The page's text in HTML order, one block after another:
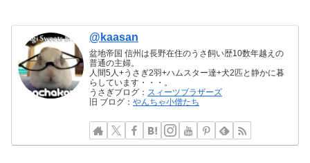
@kaasan
盆地帝国 信州は長野在住のうさ飼い歴10数年越えの
普通の主婦。
人間5人+うさぎ2羽+ハムスター達+犬2匹と静かに暮
らしています・・・。
うさぎブログ： スィーツブラザーズ
旧 ブログ：やんちゃ小僧たち